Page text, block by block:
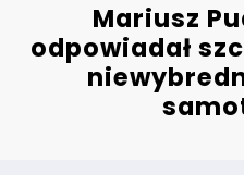
Mariusz
odpowiadał